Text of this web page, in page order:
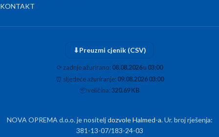
KONTAKT
⬇Preuzmi cjenik (CSV)
⟳zadnje ažurirano:08.08.2026u 03:00
⏰ sljedeće ažuriranje:09.08.2026 03:00
📦veličina:320.69 KB
NOVA OPREMA d.o.o. je nositeljdozvole Halmed-a. Ur. broj rješenja:
381-13-07/183-24-03